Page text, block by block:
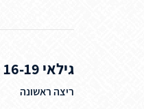
גילאי 16-19 + בוגרים
ריצה ראשונה